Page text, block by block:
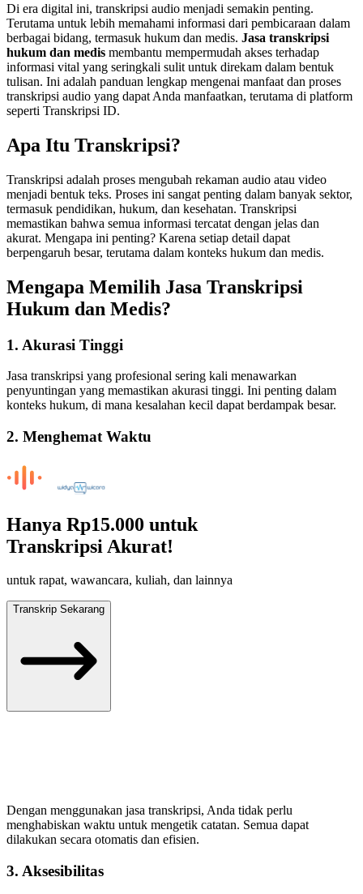
Di era digital ini, transkripsi audio menjadi semakin penting.
Terutama untuk lebih memahami informasi dari pembicaraan dalam
berbagai bidang, termasuk hukum dan medis. Jasa transkripsi
hukum dan medis membantu mempermudah akses terhadap
informasi vital yang seringkali sulit untuk direkam dalam bentuk
tulisan. Ini adalah panduan lengkap mengenai manfaat dan proses
transkripsi audio yang dapat Anda manfaatkan, terutama di platform
seperti Transkripsi ID.
Apa Itu Transkripsi?
Transkripsi adalah proses mengubah rekaman audio atau video
menjadi bentuk teks. Proses ini sangat penting dalam banyak sektor,
termasuk pendidikan, hukum, dan kesehatan. Transkripsi
memastikan bahwa semua informasi tercatat dengan jelas dan
akurat. Mengapa ini penting? Karena setiap detail dapat
berpengaruh besar, terutama dalam konteks hukum dan medis.
Mengapa Memilih Jasa Transkripsi
Hukum dan Medis?
1. Akurasi Tinggi
Jasa transkripsi yang profesional sering kali menawarkan
penyuntingan yang memastikan akurasi tinggi. Ini penting dalam
konteks hukum, di mana kesalahan kecil dapat berdampak besar.
2. Menghemat Waktu
Hanya Rp15.000 untuk
Transkripsi Akurat!
untuk rapat, wawancara, kuliah, dan lainnya
Transkrip Sekarang
Dengan menggunakan jasa transkripsi, Anda tidak perlu
menghabiskan waktu untuk mengetik catatan. Semua dapat
dilakukan secara otomatis dan efisien.
3. Aksesibilitas